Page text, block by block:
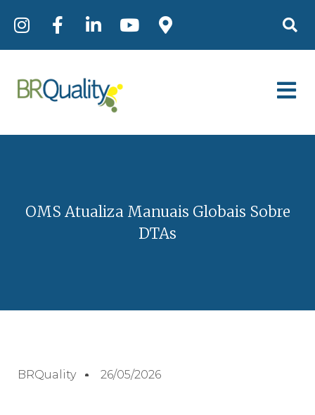
OMS Atualiza Manuais Globais Sobre
DTAs
BRQuality 26/05/2026